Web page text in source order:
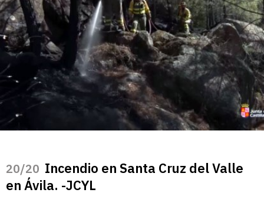
/20 Incendio en Santa Cruz del Valle
en Ávila. -JCYL